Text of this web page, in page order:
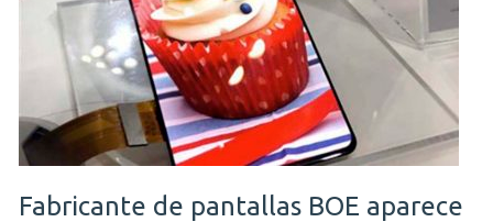
Fabricante de pantallas BOE aparece